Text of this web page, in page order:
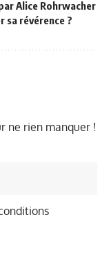
Alice Rohrwacher
sa révérence ?
ne rien manquer !